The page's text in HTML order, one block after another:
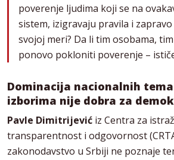
poverenje ljudima koji se na
sistem, izigravaju pravila i
svojoj meri? Da li tim osobama,
ponovo pokloniti poverenje –
Dominacija nacionalnih
izborima nije dobra za
Pavle Dimitrijević iz Centra za
transparentnost i odgovornost
zakonodavstvo u Srbiji ne poznaje